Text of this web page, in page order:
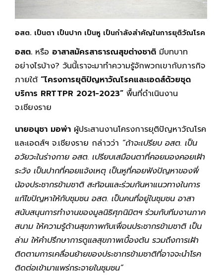
อสต. เป็นตา เป็นปาก เป็นหู เป็นกำลังสำคัญในการยุติวัณโรค
อสต. หรือ อาสาสมัครสาธารณสุขต่างชาติ มีบทบาท
อย่างไรบ้าง? วันนี้เราจะมาทำความรู้จักพวกเขากับภารกิจ
ภายใต้ “โครงการยุติปัญหาวัณโรคและเอดส์ด้วยชุด
บริการ RRTTPR 2021-2023” พื้นที่ดำเนินงาน
จ.เชียงราย
นายอนุชา มอพ่า ผู้ประสานงานโครงการยุติปัญหาวัณโรค
และเอดส์ฯ จ.เชียงราย กล่าวว่า “ถ้าจะเปรียบ อสต. เป็น
อวัยวะในร่างกาย อสต. เปรียบเสมือนตาที่คอยมองคอยเฝ้า
ระวัง เป็นปากที่คอยแจ้งเหตุ เป็นหูที่คอยฟังปัญหาของพี่
น้องประชากรข้ามชาติ สะท้อนและร่วมกันหาแนวทางในการ
แก้ไขปัญหาให้กับชุมชน อสต. เป็นคนที่อยู่ในชุมชน อาสา
สนับสนุนการทำงานของมูลนิธิศุภนิมิตฯ ร่วมกับทีมงานภาค
สนาม ให้ความรู้ด้านสุขภาพกับเพื่อนประชากรข้ามชาติ เป็น
ล่าม ให้คำปรึกษาการดูแลสุขภาพเบื้องต้น รวมถึงการเฝ้า
ติดตามการเคลื่อนย้ายของประชากรข้ามชาติที่อาจจะนำโรค
ติดต่อเข้ามาแพร่กระจายในชุมชน”